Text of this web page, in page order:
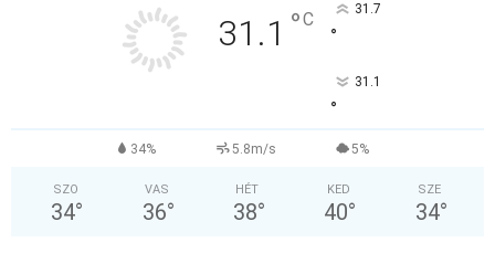
31.1 °C 31.7
°
31.1
°
34% 5.8m/s 5%
SZO
34°
VAS
36°
HÉT
38°
KED
40°
SZE
34°